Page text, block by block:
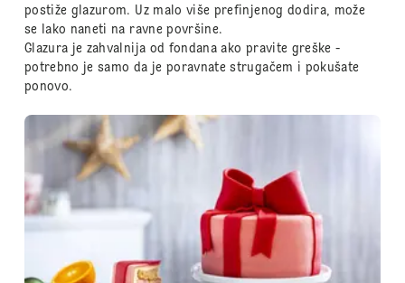
postiže glazurom. Uz malo više prefinjenog dodira, može
se lako naneti na ravne površine.
Glazura je zahvalnija od fondana ako pravite greške -
potrebno je samo da je poravnate strugačem i pokušate
ponovo.